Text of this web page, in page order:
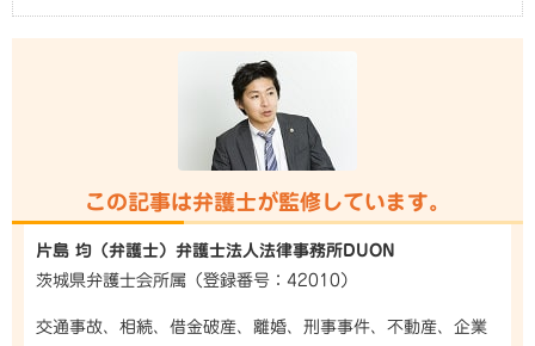
この記事は弁護士が監修しています。
片島 均（弁護士）弁護士法人法律事務所DUON
茨城県弁護士会所属（登録番号：42010）
交通事故、相続、借金破産、離婚、刑事事件、不動産、企業